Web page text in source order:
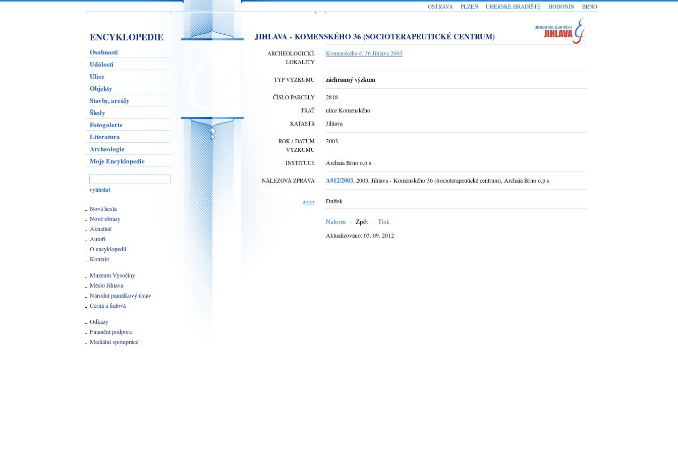
ENCYKLOPEDIE
Osobnosti
Události
Ulice
Objekty
Stavby, areály
Školy
Fotogalerie
Literatura
Archeologie
Moje Encyklopedie
Nová hesla
Nové obrazy
Aktuálně
Autoři
O encyklopedii
Kontakt
Muzeum Vysočiny
Město Jihlava
Národní památkový ústav
Černá a fialová
Odkazy
Finanční podpora
Mediální spolupráce
JIHLAVA - KOMENSKÉHO 36 (SOCIOTERAPEUTICKÉ CENTRUM)
ARCHEOLOGICKÉ
LOKALITY
Komenského č. 36 Jihlava 2003
TYP VÝZKUMU záchranný výzkum
ČÍSLO PARCELY 2818
TRAŤ ulice Komenského
KATASTR Jihlava
ROK / DATUM
VÝZKUMU
2003
INSTITUCE Archaia Brno o.p.s.
NÁLEZOVÁ ZPRÁVA A012/2003, 2003, Jihlava - Komenského 36 (Socioterapeutické centrum), Archaia Brno o.p.s.
autor Duffek
Nahoru · Zpět · Tisk
Aktualizováno: 03. 09. 2012
BRNO
HODONÍN
UHERSKÉ HRADIŠTĚ
PLZEŇ
OSTRAVA